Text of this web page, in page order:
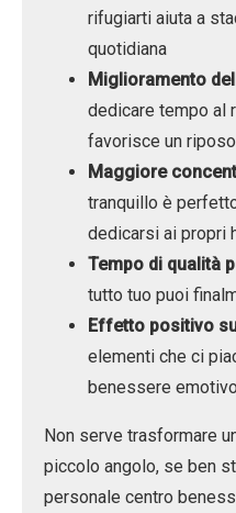
rifugiarti aiuta a
quotidiana
Miglioramento
dedicare tempo al
favorisce un
Maggiore
tranquillo è
dedicarsi ai propri
Tempo di qualità
tutto tuo puoi
Effetto positivo
elementi che ci
benessere emotivo
Non serve trasformare
piccolo angolo, se ben
personale centro